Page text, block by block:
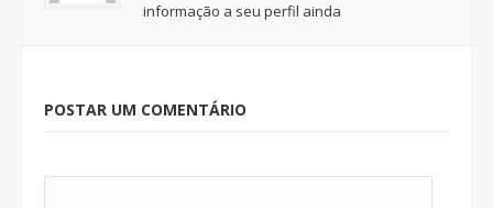
informação a seu perfil ainda
POSTAR UM COMENTÁRIO